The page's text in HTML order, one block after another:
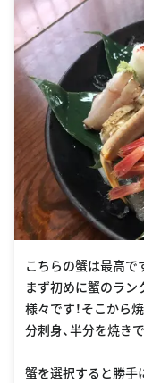
こちらの蟹は最高で
まず初めに蟹のラン
様々です！そこから
分刺身、半分を焼き
蟹を選択すると勝手